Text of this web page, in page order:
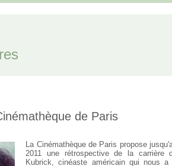
de Paris
La Cinémathèque de Paris propose
2011 une rétrospective de la carrière
Kubrick, cinéaste américain qui nous